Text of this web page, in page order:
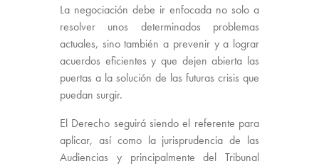
La negociación debe ir enfocada no solo a
resolver unos determinados problemas
actuales, sino también a prevenir y a lograr
acuerdos eficientes y que dejen abierta las
puertas a la solución de las futuras crisis que
puedan surgir.
El Derecho seguirá siendo el referente para
aplicar, así como la jurisprudencia de las
Audiencias y principalmente del Tribunal